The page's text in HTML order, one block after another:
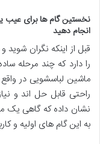
نخستین گام ها برای عیب
انجام دهید
قبل از اینکه نگران
را دارد که چند مرحله
ماشین لباسشویی در
راحتی قابل حل اند و
نشان داده که گاهی یک
به این گام های اولیه و